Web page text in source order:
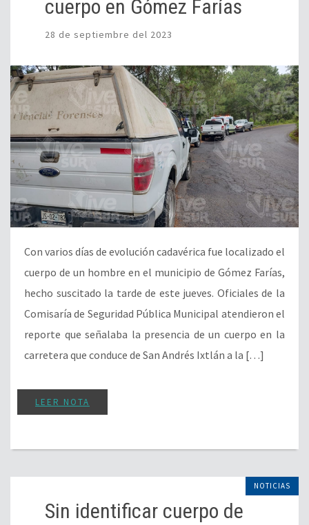
cuerpo en Gómez Farías
28 de septiembre del 2023
Con varios días de evolución cadavérica fue localizado el
cuerpo de un hombre en el municipio de Gómez Farías,
hecho suscitado la tarde de este jueves. Oficiales de la
Comisaría de Seguridad Pública Municipal atendieron el
reporte que señalaba la presencia de un cuerpo en la
carretera que conduce de San Andrés Ixtlán a la […]
LEER NOTA
NOTICIAS
Sin identificar cuerpo de